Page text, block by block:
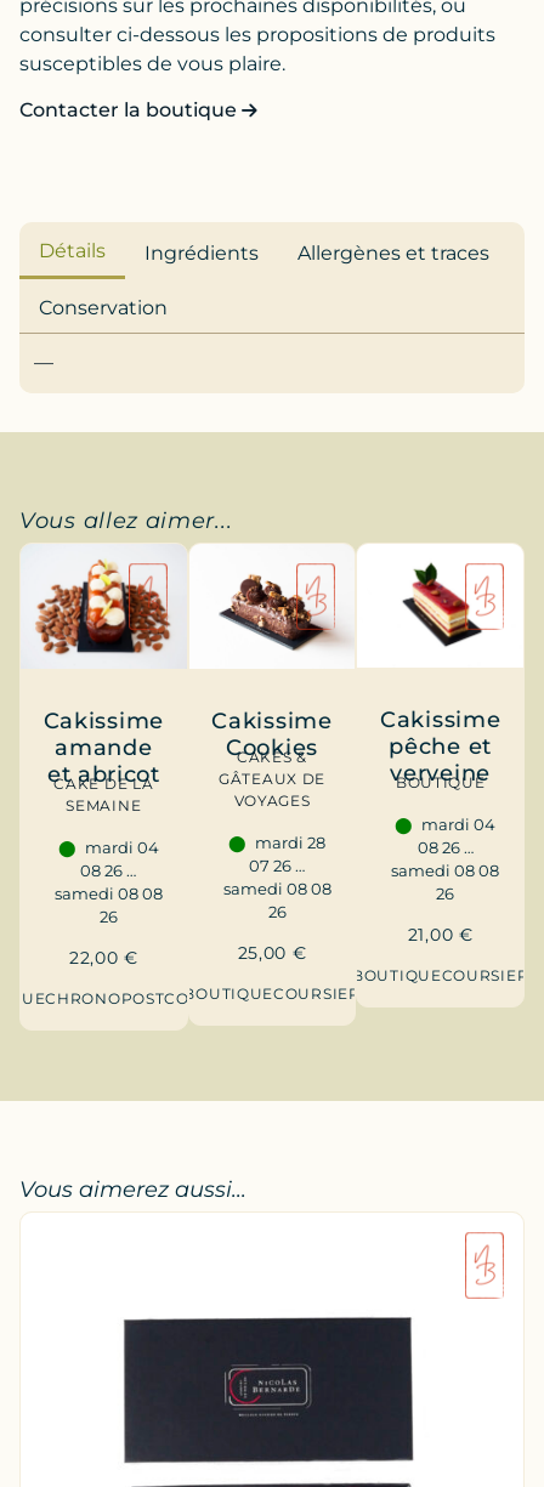
précisions sur les prochaines disponibilités, ou
consulter ci-dessous les propositions de produits
susceptibles de vous plaire.
Contacter la boutique
Détails Ingrédients Allergènes et traces
Conservation
—
Vous allez aimer...
Cakissime
amande
et abricot
CAKE DE LA
SEMAINE
mardi 04
08 26 …
samedi 08 08
26
22,00€
CHRONOPOSTCOURSIER
Cakissime
Cookies
CAKES &
GÂTEAUX DE
VOYAGES
mardi 28
07 26 …
samedi 08 08
26
25,00 €
BOUTIQUECOURSIER
Cakissime
pêche et
verveine
BOUTIQUE
mardi 04
08 26 …
samedi 08 08
26
21,00 €
BOUTIQUECOURSIER
Vous aimerez aussi...